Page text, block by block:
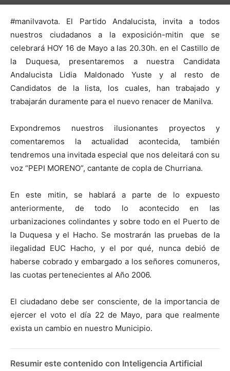
#manilvavota. El Partido Andalucista, invita a todos
nuestros ciudadanos a la exposición-mitin que se
celebrará HOY 16 de Mayo a las 20.30h. en el Castillo de
la Duquesa, presentaremos a nuestra Candidata
Andalucista Lidia Maldonado Yuste y al resto de
Candidatos de la lista, los cuales, han trabajado y
trabajarán duramente para el nuevo renacer de Manilva.
Expondremos nuestros ilusionantes proyectos y
comentaremos la actualidad acontecida, también
tendremos una invitada especial que nos deleitará con su
voz “PEPI MORENO”, cantante de copla de Churriana.
En este mitin, se hablará a parte de lo expuesto
anteriormente, de todo lo acontecido en las
urbanizaciones colindantes y sobre todo en el Puerto de
la Duquesa y el Hacho. Se mostrarán las pruebas de la
ilegalidad EUC Hacho, y el por qué, nunca debió de
haberse cobrado y embargado a los señores comuneros,
las cuotas pertenecientes al Año 2006.
El ciudadano debe ser consciente, de la importancia de
ejercer el voto el día 22 de Mayo, para que realmente
exista un cambio en nuestro Municipio.
Resumir este contenido con Inteligencia Artificial